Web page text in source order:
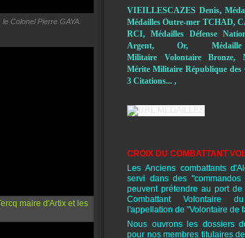
Colonel Pierre GAYA.
VIEILLESCAZES Denis,
Médailles Outre-mer TCHAD,
RCI, Médailles Défense
Argent, Or, Médaille
Militaire Volontaire Bronze,
Mérite Militaire République des
3 Citations... ,
CROIX DU COMBATTANT
Les Anciens combattants
servi dans des "commandos
peuvent prétendre au port
Combattant Volontaire
l'appellation de "Volontaire de
Nous ouvrons les dossiers
pour nos membres titulaires